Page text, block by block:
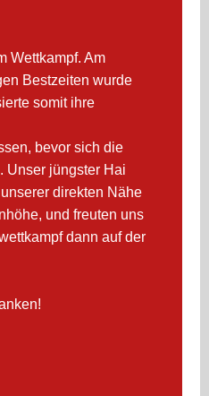
Wettkampf. Am
Bestzeiten wurde
somit ihre
bevor sich die
Unser jüngster Hai
direkten Nähe
und freuten uns
dann auf der